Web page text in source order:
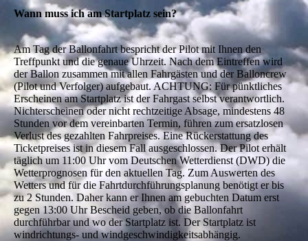
Wann muss ich am Startplatz sein?
Am Tag der Ballonfahrt bespricht der Pilot mit Ihnen den
Treffpunkt und die genaue Uhrzeit. Nach dem Eintreffen wird
der Ballon zusammen mit allen Fahrgästen und der Balloncrew
(Pilot und Verfolger) aufgebaut. ACHTUNG: Für pünktliches
Erscheinen am Startplatz ist der Fahrgast selbst verantwortlich.
Nichterscheinen oder nicht rechtzeitige Absage, mindestens 48
Stunden vor dem vereinbarten Termin, führen zum ersatzlosen
Verlust des gezahlten Fahrpreises. Eine Rückerstattung des
Ticketpreises ist in diesem Fall ausgeschlossen. Der Pilot erhält
täglich um 11:00 Uhr vom Deutschen Wetterdienst (DWD) die
Wetterprognosen für den aktuellen Tag. Zum Auswerten des
Wetters und für die Fahrtdurchführungsplanung benötigt er bis
zu 2 Stunden. Daher kann er Ihnen am gebuchten Datum erst
gegen 13:00 Uhr Bescheid geben, ob die Ballonfahrt
durchführbar und wo der Startplatz ist. Der Startplatz ist
windrichtungs- und windgeschwindigkeitsabhängig.